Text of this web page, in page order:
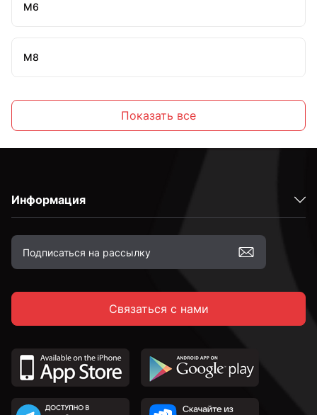
М6
М8
Показать все
Информация
Связаться с нами